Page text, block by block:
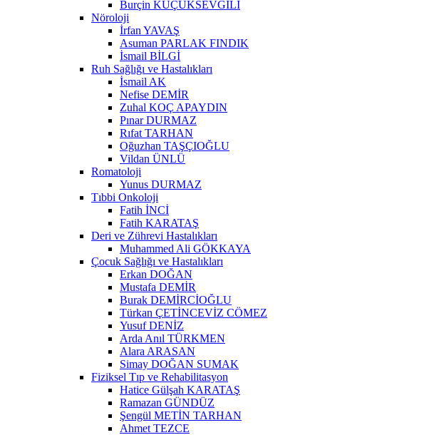
Burçin KÜÇÜKSEVGİLİ
Nöroloji
İrfan YAVAŞ
Asuman PARLAK FINDIK
İsmail BİLGİ
Ruh Sağlığı ve Hastalıkları
İsmail AK
Nefise DEMİR
Zuhal KOÇ APAYDIN
Pınar DURMAZ
Rıfat TARHAN
Oğuzhan TAŞÇIOĞLU
Vildan ÜNLÜ
Romatoloji
Yunus DURMAZ
Tıbbi Onkoloji
Fatih İNCİ
Fatih KARATAŞ
Deri ve Zührevi Hastalıkları
Muhammed Ali GÖKKAYA
Çocuk Sağlığı ve Hastalıkları
Erkan DOĞAN
Mustafa DEMİR
Burak DEMİRCİOĞLU
Türkan ÇETİNCEVİZ CÖMEZ
Yusuf DENİZ
Arda Anıl TÜRKMEN
Alara ARASAN
Simay DOĞAN SUMAK
Fiziksel Tıp ve Rehabilitasyon
Hatice Gülşah KARATAŞ
Ramazan GÜNDÜZ
Şengül METİN TARHAN
Ahmet TEZCE